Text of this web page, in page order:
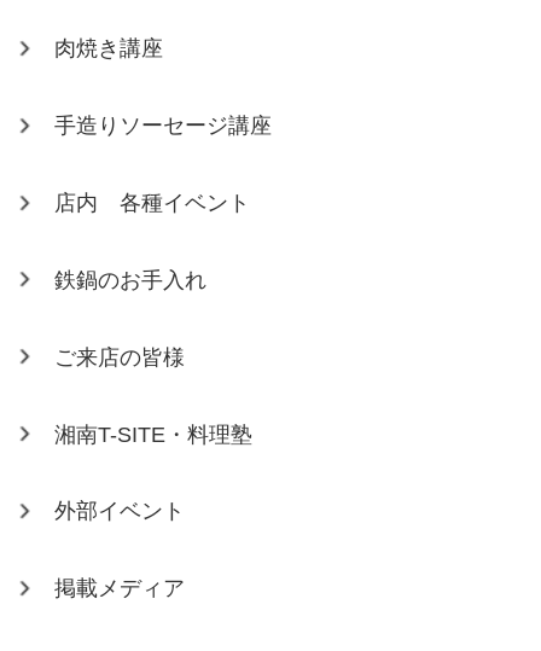
肉焼き講座
手造りソーセージ講座
店内 各種イベント
鉄鍋のお手入れ
ご来店の皆様
湘南T-SITE・料理塾
外部イベント
掲載メディア